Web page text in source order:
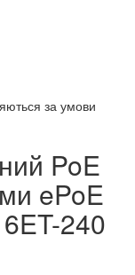
за умови
PoE
ePoE
240